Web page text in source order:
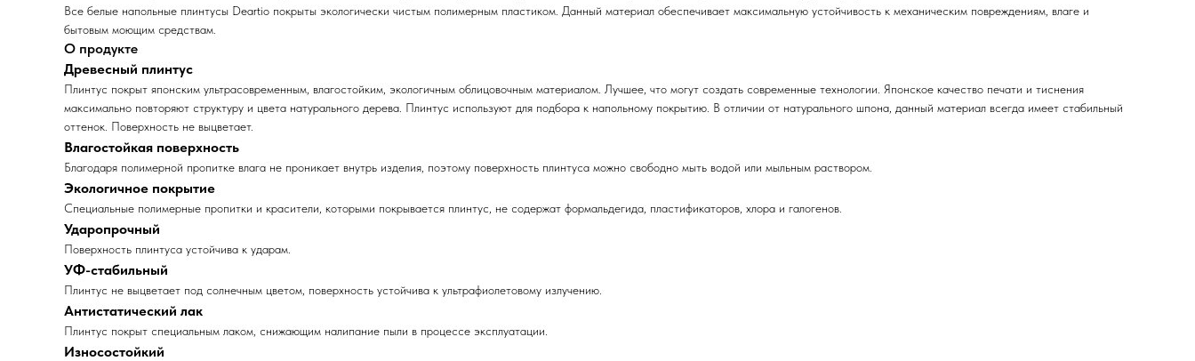
Все белые напольные плинтусы Deartio покрыты экологически чистым полимерным пластиком. Данный материал обеспечивает максимальную устойчивость к механическим повреждениям, влаге и
бытовым моющим средствам.
О продукте
Древесный плинтус
Плинтус покрыт японским ультрасовременным, влагостойким, экологичным облицовочным материалом. Лучшее, что могут создать современные технологии. Японское качество печати и тиснения
максимально повторяют структуру и цвета натурального дерева. Плинтус используют для подбора к напольному покрытию. В отличии от натурального шпона, данный материал всегда имеет стабильный
оттенок. Поверхность не выцветает.
Влагостойкая поверхность
Благодаря полимерной пропитке влага не проникает внутрь изделия, поэтому поверхность плинтуса можно свободно мыть водой или мыльным раствором.
Экологичное покрытие
Специальные полимерные пропитки и красители, которыми покрывается плинтус, не содержат формальдегида, пластификаторов, хлора и галогенов.
Ударопрочный
Поверхность плинтуса устойчива к ударам.
УФ-стабильный
Плинтус не выцветает под солнечным цветом, поверхность устойчива к ультрафиолетовому излучению.
Антистатический лак
Плинтус покрыт специальным лаком, снижающим налипание пыли в процессе эксплуатации.
Износостойкий